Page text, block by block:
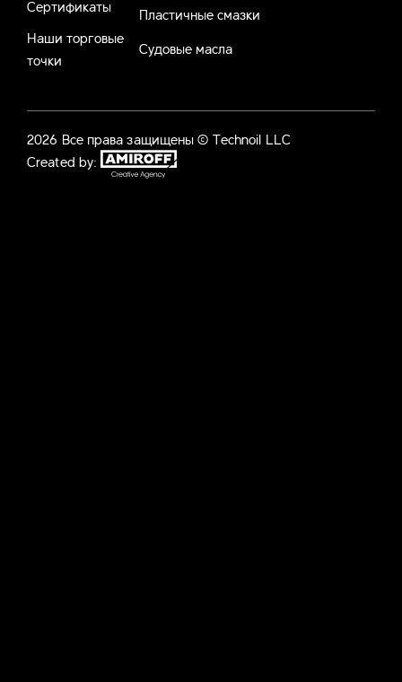
Сертификаты
Наши торговые
точки
Пластичные смазки
Судовые масла
2026 Все права защищены © Technoil LLC
Created by: